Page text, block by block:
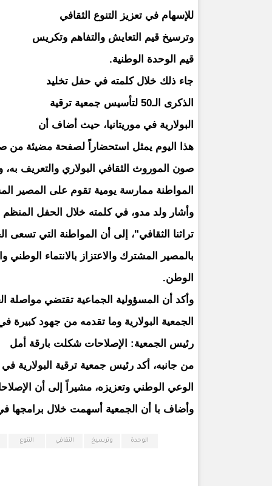
للإسهام في تعزيز التنوع الثقافي
وترسيخ قيم التعايش والتفاهم وتكريس
قيم الوحدة الوطنية.
جاء ذلك خلال كلمته في حفل تخليد
الذكرى الـ50 لتأسيس جمعية ترقية
البولارية في موريتانيا، حيث أضاف أن
هذا اليوم يمثل استحضاراً لصفحة مضيئة من
صون الموروث الثقافي البولاري والتعريف
المواطنة ممارسة يومية تقوم على المصير
تراثنا الثقافي"، إلى أن المواطنة التي
بالمصير المشترك والاعتزاز بالانتماء الوطني
الوطن.
وأكد أن المسؤولية الجماعية تقتضي مواصلة
الجمعية البولارية وما تقدمه من جهود كبيرة
رئيس الجمعية: الإصلاحات شكلت بارقة أمل
من جانبه، أكد رئيس جمعية ترقية البولارية في
الوعي الوطني وتعزيزه، مشيراً إلى أن الإصلاحات التي انطلقت عام
وأضاف با أن الجمعية أسهمت خلال برامجها
التنوع الثقافي وترسيخ الوحدة